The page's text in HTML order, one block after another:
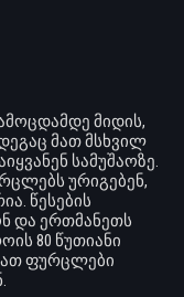
მიდის,
მათ მსხვილ
სამუშაოზე.
ურიგებენ,
წესების
და ერთმანეთს
80 წუთიანი
ფურცლები